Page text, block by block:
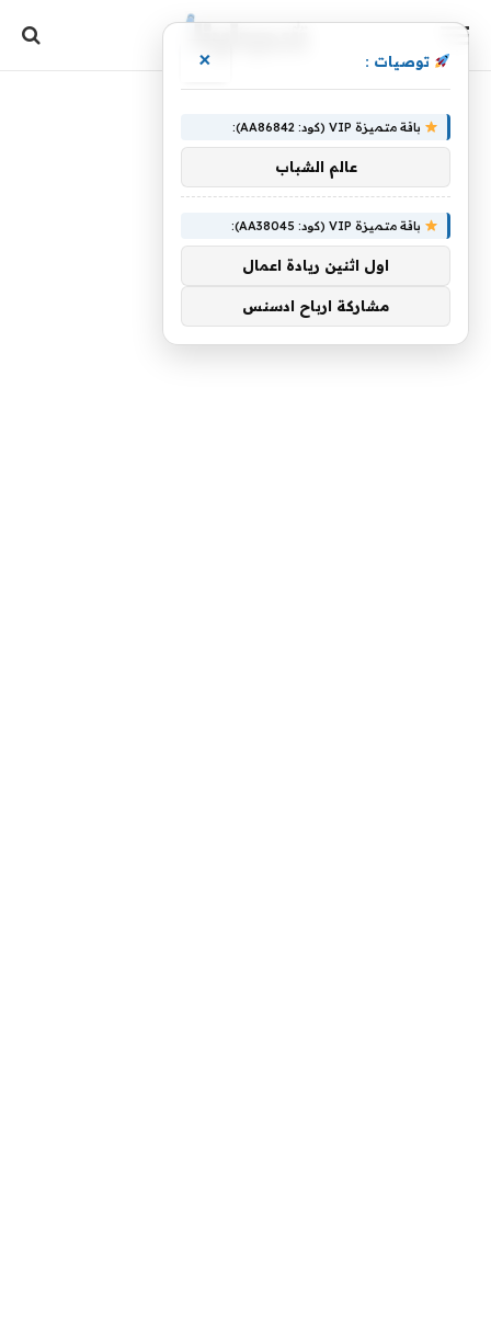
توصيات : ×
باقة متميزة VIP (كود: AA86842):
عالم الشباب
باقة متميزة VIP (كود: AA38045):
اول اثنين ريادة اعمال
مشاركة ارباح ادسنس